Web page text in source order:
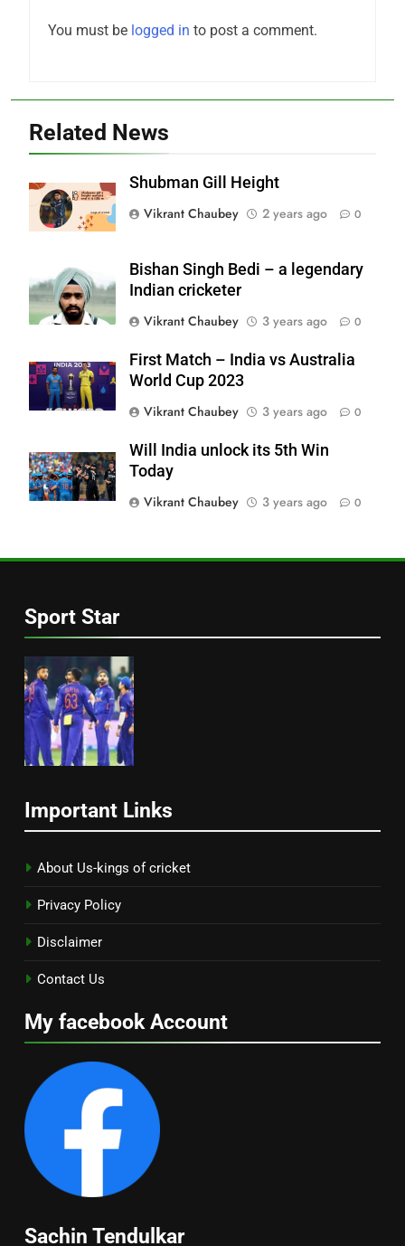
You must be logged in to post a comment.
Related News
Shubman Gill Height
Vikrant Chaubey
2 years ago 0
Bishan Singh Bedi – a legendary
Indian cricketer
Vikrant Chaubey
3 years ago 0
First Match – India vs Australia
World Cup 2023
Vikrant Chaubey
3 years ago 0
Will India unlock its 5th Win
Today
Vikrant Chaubey
3 years ago 0
Sport Star
Important Links
About Us-kings of cricket
Privacy Policy
Disclaimer
Contact Us
My facebook Account
Sachin Tendulkar